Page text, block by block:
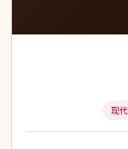
现代